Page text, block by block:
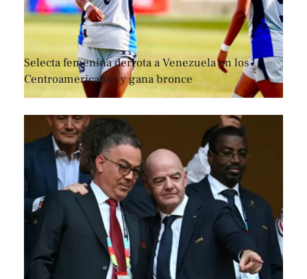
Selecta femenina derrota a Venezuela en los
Centroamericanos y gana bronce